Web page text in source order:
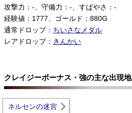
攻撃力：-、守備力：-、すばやさ：-
経験値：1777、ゴールド：880G
通常ドロップ： ちいさなメダル
レアドロップ： きんかい
クレイジーボーナス・強の主な出現地
ネルセンの迷宮